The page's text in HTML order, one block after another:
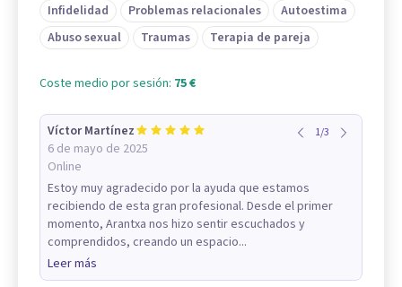
Infidelidad
Problemas relacionales
Autoestima
Abuso sexual
Traumas Terapia de pareja
Coste medio por sesión: 75 €
Víctor Martínez
6 de mayo de 2025
Online
1/3
Estoy muy agradecido por la ayuda que estamos
recibiendo de esta gran profesional. Desde el primer
momento, Arantxa nos hizo sentir escuchados y
comprendidos, creando un espacio...
Leer más